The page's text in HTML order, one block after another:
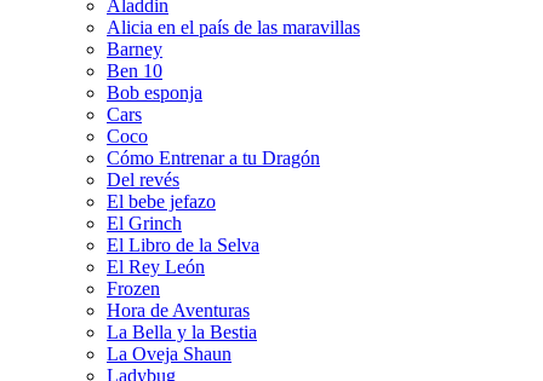
Aladdin
Alicia en el país de las maravillas
Barney
Ben 10
Bob esponja
Cars
Coco
Cómo Entrenar a tu Dragón
Del revés
El bebe jefazo
El Grinch
El Libro de la Selva
El Rey León
Frozen
Hora de Aventuras
La Bella y la Bestia
La Oveja Shaun
Ladybug